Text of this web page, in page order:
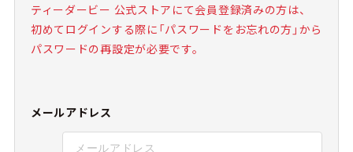
ティーダービー 公式ストアにて会員登録済みの方は、
初めてログインする際に「パスワードをお忘れの方」から
パスワードの再設定が必要です。
メールアドレス